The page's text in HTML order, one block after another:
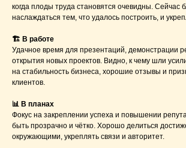
когда плоды труда становятся очевидны. Сейчас
наслаждаться тем, что удалось построить, и
🏗 В работе
Удачное время для презентаций, демонстрации
открытия новых проектов. Видно, к чему шли
на стабильность бизнеса, хорошие отзывы и
клиентов.
📊 В планах
Фокус на закреплении успеха и повышении
быть прозрачно и чётко. Хорошо делиться
окружающими, укреплять связи и авторитет.